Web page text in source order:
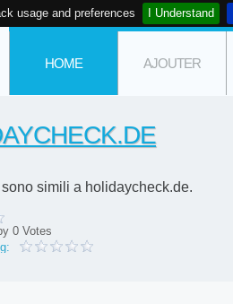
usage and preferences I Understand
HOME AJOUTER
simili a holidaycheck.de.
0 Votes